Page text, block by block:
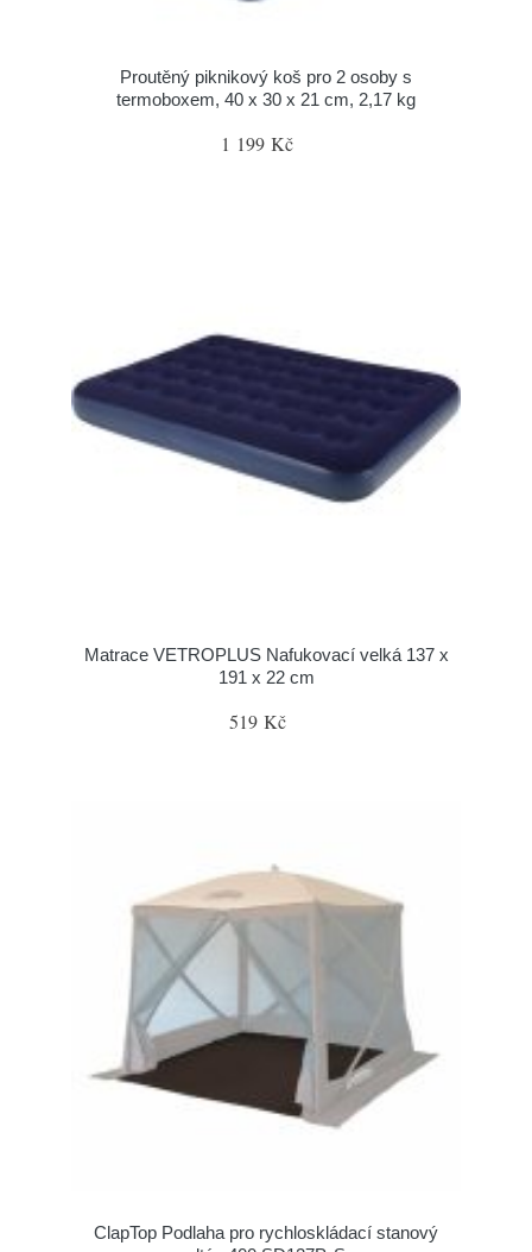
Proutěný piknikový koš pro 2 osoby s
termoboxem, 40 x 30 x 21 cm, 2,17 kg
1 199 Kč
Matrace VETROPLUS Nafukovací velká 137 x
191 x 22 cm
519 Kč
ClapTop Podlaha pro rychloskládací stanový